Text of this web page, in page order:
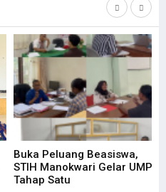
Buka Peluang Beasiswa,
STIH Manokwari Gelar UMPT
Tahap Satu